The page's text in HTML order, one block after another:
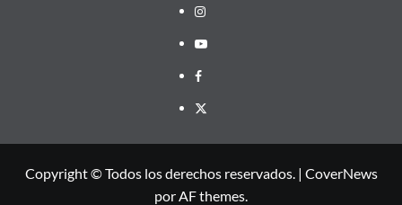
Instagram
Youtube
Facebook
X
Copyright © Todos los derechos reservados. | CoverNews
por AF themes.